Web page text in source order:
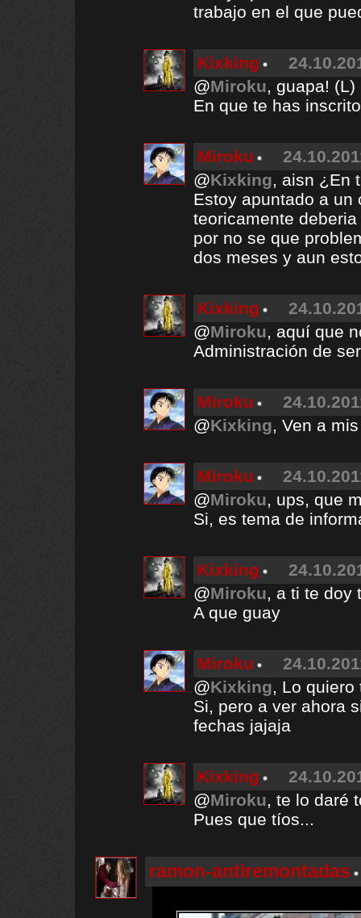
trabajo en el que
Kixking
@Miroku, guapa! (L)
En que te has
Miroku
@Kixking, aisn ¿En
Estoy apuntado a un
teoricamente
por no se que
dos meses y aun
Kixking
@Miroku, aquí que
Administración de
Miroku
@Kixking, Ven a
Miroku
@Miroku, ups, que
Si, es tema de
Kixking
@Miroku, a ti te doy
A que guay
Miroku
@Kixking, Lo quiero
Si, pero a ver ahora
fechas jajaja
Kixking
@Miroku, te lo daré
Pues que tíos...
ramon-antiremontadas